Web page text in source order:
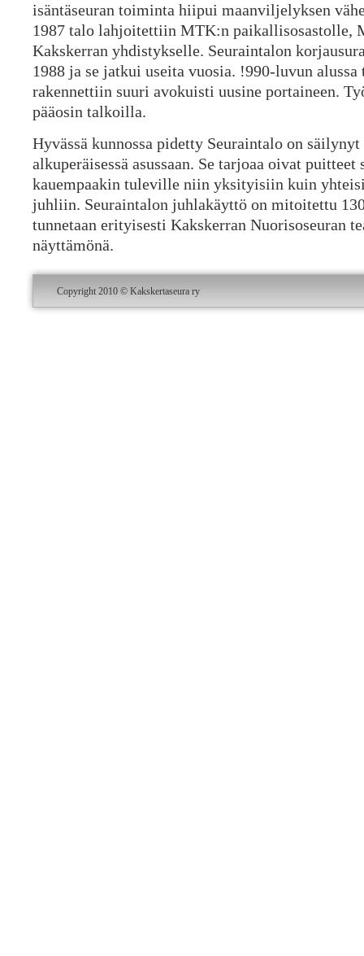
isäntäseuran toiminta hiipui maanviljelyksen
1987 talo lahjoitettiin MTK:n paikallisosastolle,
Kakskerran yhdistykselle. Seuraintalon
1988 ja se jatkui useita vuosia. !990-luvun alussa
rakennettiin suuri avokuisti uusine portaineen.
pääosin talkoilla.
Hyvässä kunnossa pidetty Seuraintalo on
alkuperäisessä asussaan. Se tarjoaa oivat
kauempaakin tuleville niin yksityisiin kuin
juhliin. Seuraintalon juhlakäyttö on mitoitettu
tunnetaan erityisesti Kakskerran Nuorisoseuran
näyttämönä.
Copyright 2010 © Kakskertaseura ry